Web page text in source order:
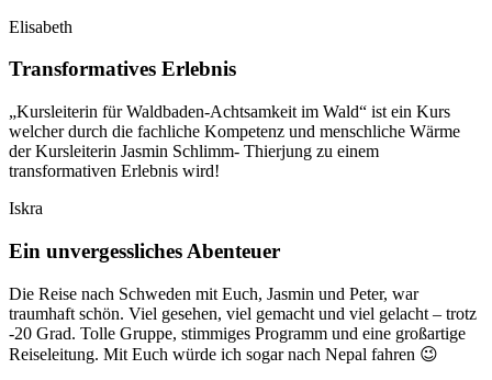
Elisabeth
Transformatives Erlebnis
„Kursleiterin für Waldbaden-Achtsamkeit im Wald“ ist ein Kurs
welcher durch die fachliche Kompetenz und menschliche Wärme
der Kursleiterin Jasmin Schlimm- Thierjung zu einem
transformativen Erlebnis wird!
Iskra
Ein unvergessliches Abenteuer
Die Reise nach Schweden mit Euch, Jasmin und Peter, war
traumhaft schön. Viel gesehen, viel gemacht und viel gelacht – trotz
-20 Grad. Tolle Gruppe, stimmiges Programm und eine großartige
Reiseleitung. Mit Euch würde ich sogar nach Nepal fahren 😉